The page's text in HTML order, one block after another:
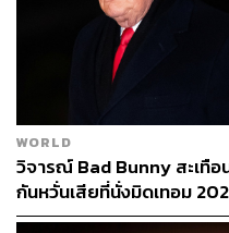
WORLD
วิจารณ์ Bad Bunny สะเทื
กันหวั่นเสียที่นั่งมิดเทอม
Super Bowl